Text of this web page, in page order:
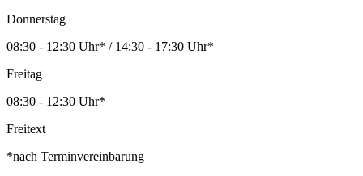
Donnerstag
08:30 - 12:30 Uhr* / 14:30 - 17:30 Uhr*
Freitag
08:30 - 12:30 Uhr*
Freitext
*nach Terminvereinbarung